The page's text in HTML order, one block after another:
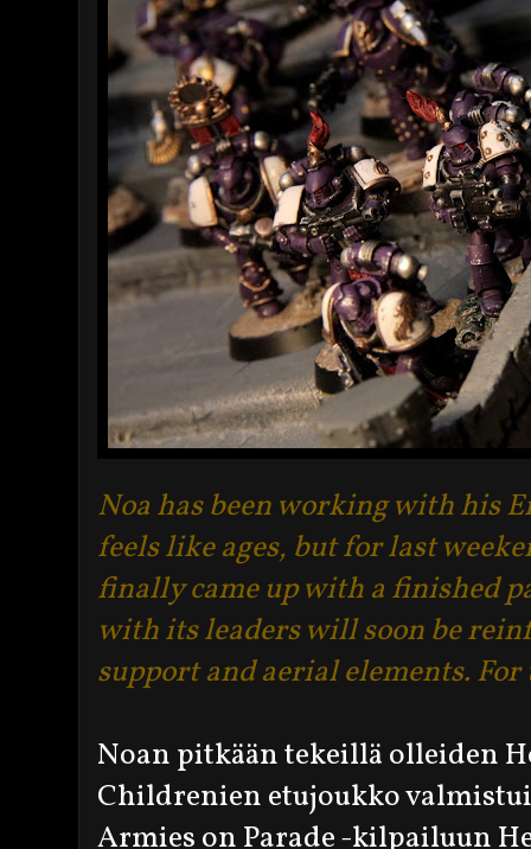
Noa has been working with his
feels like ages, but for last
finally came up with a finished
with its leaders will soon be
support and aerial elements.
Noan pitkään tekeillä olleiden
Childrenien etujoukko
Armies on Parade -kilpailuun